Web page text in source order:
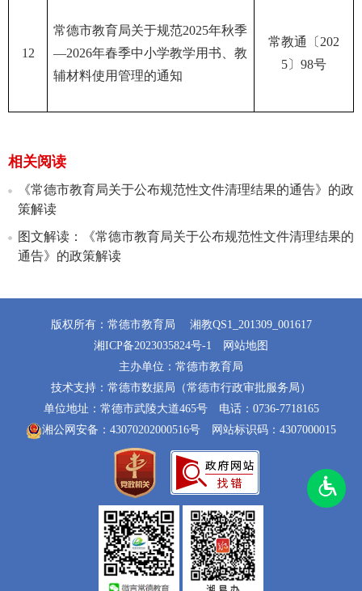
12
常德市教育局关于规范2025年秋季
—2026年春季中小学教学用书、教
辅材料使用管理的通知
常教通〔202
5〕98号
相关阅读
《常德市教育局关于公布规范性文件清理结果的通告》的政
策解读
图文解读：《常德市教育局关于公布规范性文件清理结果的
通告》的政策解读
版权所有：常德市教育局
湘教QS1_201309_001617
湘ICP备2023035824号-1
网站地图
主办单位：常德市教育局
技术支持：常德市数据局（常德市行政审批服务局）
单位地址：常德市武陵大道465号
电话：0736-7718165
湘公网安备：43070202000516号
网站标识码：4307000015